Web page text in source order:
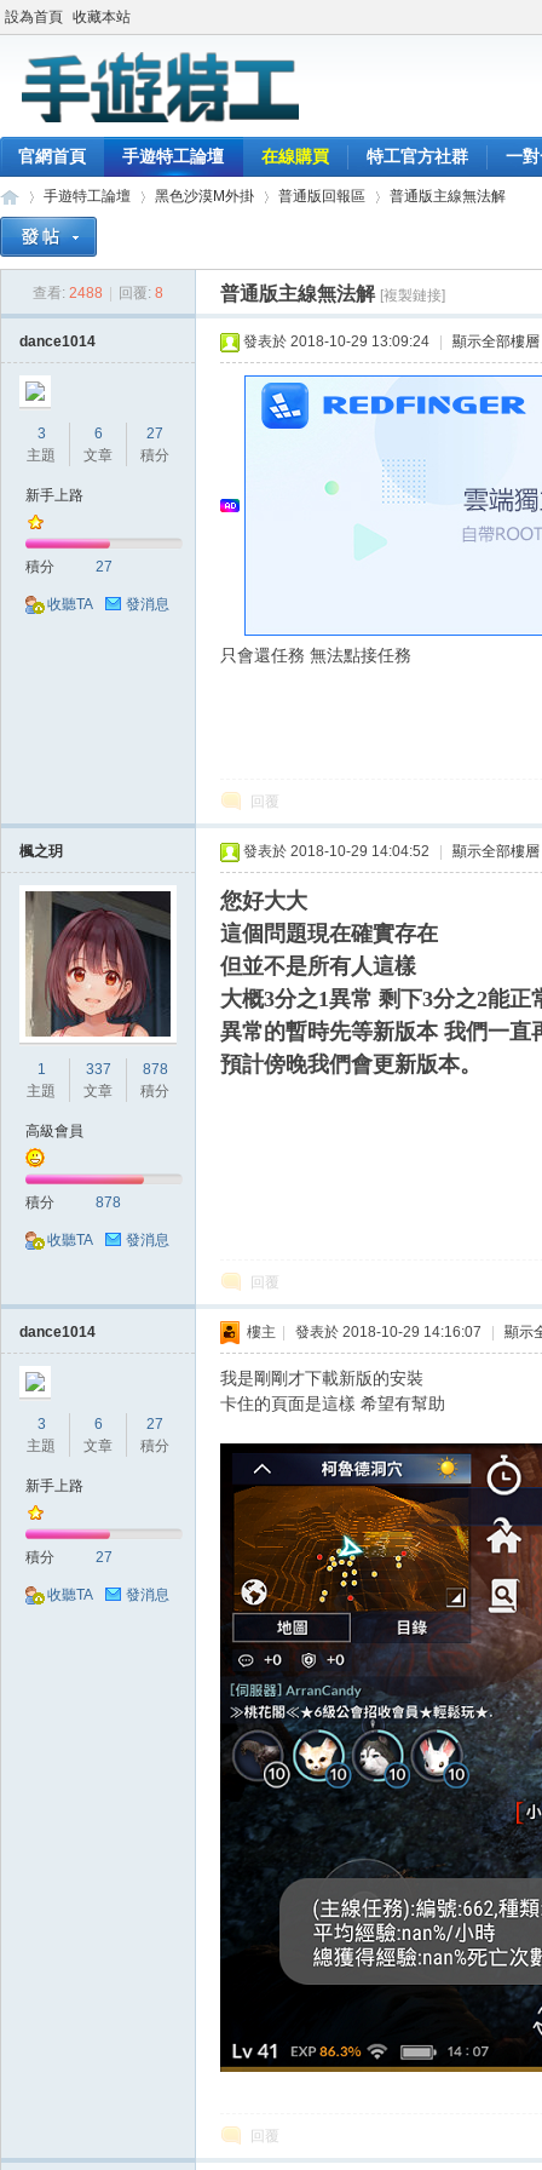
設為首頁 收藏本站
官網首頁 手遊特工論壇 在線購買 特工官方社群 一
手遊特工論壇
›
黑色沙漠M外掛
›
普通版回報區
›
普通版主線無法解
查看: 2488 回覆: 8 普通版主線無法解 [複製鏈接]
dance1014
3
主題
6
文章
27
積分
新手上路
積分 27
收聽TA 發消息
發表於 2018-10-29 13:09:24 顯示全部樓層
只會還任務 無法點接任務
回覆
楓之玥
1
主題
337
文章
878
積分
高級會員
積分 878
收聽TA 發消息
發表於 2018-10-29 14:04:52 顯示全部樓層
您好大大
這個問題現在確實存在
但並不是所有人這樣
大概3分之1異常 剩下3分之2能正
異常的暫時先等新版本 我們一直
預計傍晚我們會更新版本。
回覆
dance1014
3
主題
6
文章
27
積分
新手上路
積分 27
收聽TA 發消息
樓主 發表於 2018-10-29 14:16:07 顯示
我是剛剛才下載新版的安裝
卡住的頁面是這樣 希望有幫助
回覆